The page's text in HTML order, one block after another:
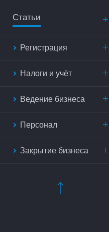
Статьи
Регистрация
Налоги и учёт
Ведение бизнеса
Персонал
Закрытие бизнеса